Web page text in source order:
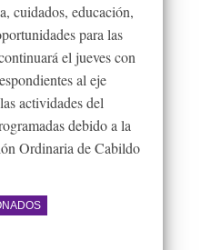
cuidados, educación,
para las
el jueves con
al eje
actividades del
debido a la
Ordinaria de Cabildo